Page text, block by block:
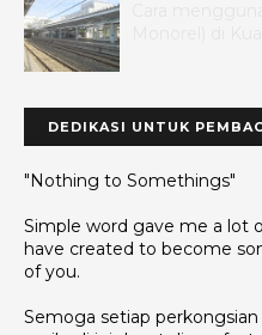
DEDIKASI UNTUK
"Nothing to Somethings"
Simple word gave me a lot
have created to become
of you.
Semoga setiap